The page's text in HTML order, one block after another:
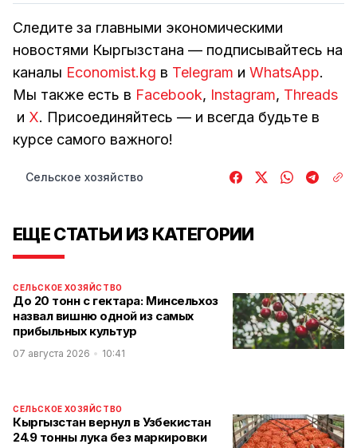
Следите за главными экономическими
новостями Кыргызстана — подписывайтесь на
каналы Economist.kg в Telegram и WhatsApp.
Мы также есть в Facebook, Instagram, Threads
и Х. Присоединяйтесь — и всегда будьте в
курсе самого важного!
Сельское хозяйство
ЕЩЕ СТАТЬИ ИЗ КАТЕГОРИИ
СЕЛЬСКОЕ ХОЗЯЙСТВО
До 20 тонн с гектара: Минсельхоз
назвал вишню одной из самых
прибыльных культур
07 августа 2026 10:41
СЕЛЬСКОЕ ХОЗЯЙСТВО
Кыргызстан вернул в Узбекистан
24.9 тонны лука без маркировки